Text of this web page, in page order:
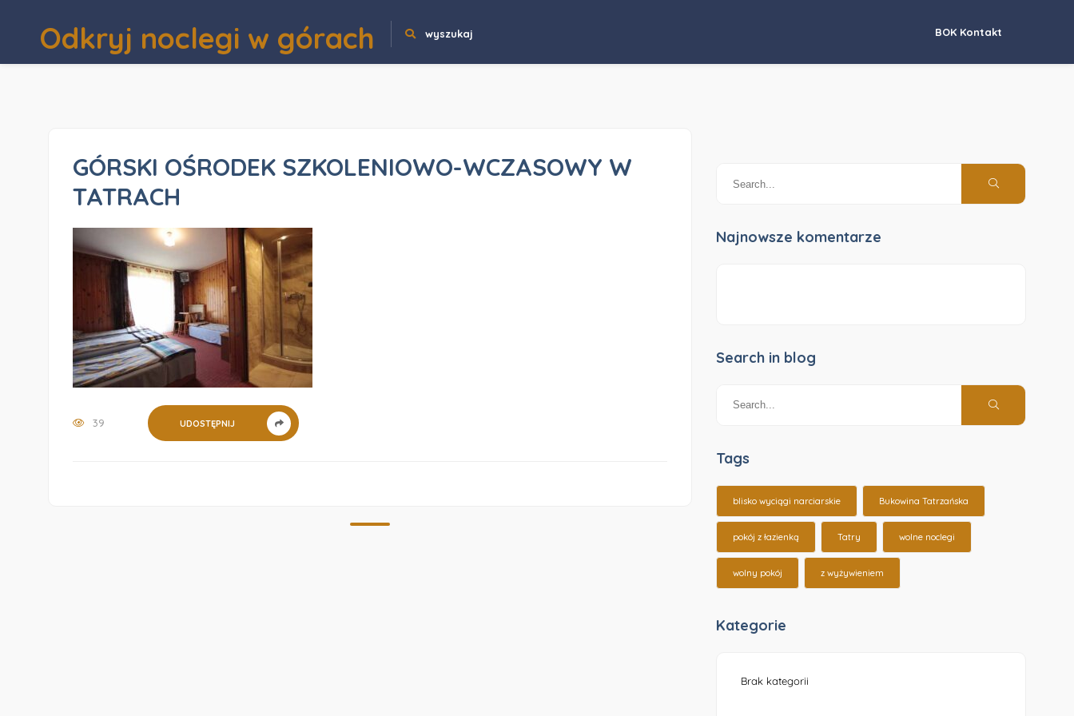
Odkryj noclegi w górach wyszukaj BOK Kontakt
GÓRSKI OŚRODEK SZKOLENIOWO-WCZASOWY W
TATRACH
39 UDOSTĘPNIJ
Najnowsze komentarze
Search in blog
Tags
blisko wyciągi narciarskie Bukowina Tatrzańska
pokój z łazienką Tatry wolne noclegi
wolny pokój z wyżywieniem
Kategorie
Brak kategorii